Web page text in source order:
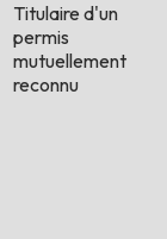
Titulaire d'un
permis
mutuellement
reconnu